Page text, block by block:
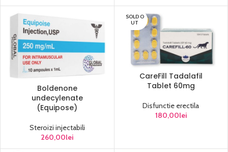
Boldenone
undecylenate
(Equipose)
Steroizi injectabili
260,00lei
SOLD O
UT
CareFill Tadalafil
Tablet 60mg
Disfunctie erectila
180,00lei